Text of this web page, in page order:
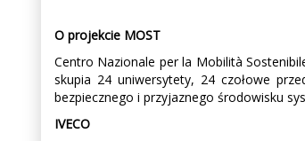
O projekcie MOST
Centro Nazionale per la Mobilità
skupia 24 uniwersytety, 24 czołowe
bezpiecznego i przyjaznego środowisku
IVECO